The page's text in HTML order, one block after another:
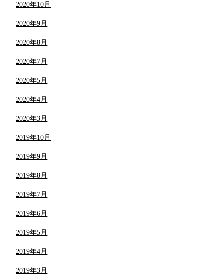
2020年10月
2020年9月
2020年8月
2020年7月
2020年5月
2020年4月
2020年3月
2019年10月
2019年9月
2019年8月
2019年7月
2019年6月
2019年5月
2019年4月
2019年3月